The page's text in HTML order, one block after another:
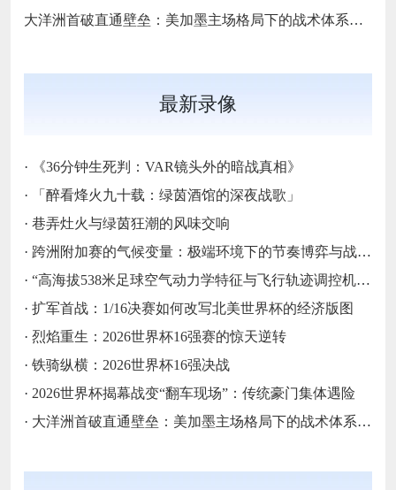
大洋洲首破直通壁垒：美加墨主场格局下的战术体系重构
最新录像
·
《36分钟生死判：VAR镜头外的暗战真相》
·
「醉看烽火九十载：绿茵酒馆的深夜战歌」
· 巷弄灶火与绿茵狂潮的风味交响
· 跨洲附加赛的气候变量：极端环境下的节奏博弈与战术自适应
· “高海拔538米足球空气动力学特征与飞行轨迹调控机制——以2026世界杯BBVA球场为实证场景”
· 扩军首战：1/16决赛如何改写北美世界杯的经济版图
· 烈焰重生：2026世界杯16强赛的惊天逆转
· 铁骑纵横：2026世界杯16强决战
· 2026世界杯揭幕战变“翻车现场”：传统豪门集体遇险
· 大洋洲首破直通壁垒：美加墨主场格局下的战术体系重构